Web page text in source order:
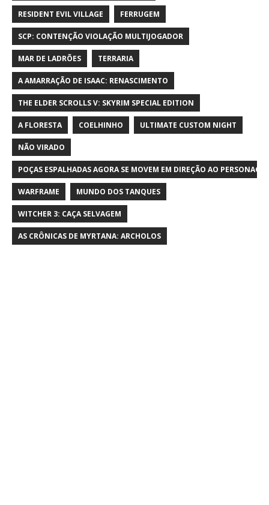
RESIDENT EVIL VILLAGE FERRUGEM
SCP: CONTENÇÃO VIOLAÇÃO MULTIJOGADOR
MAR DE LADRÕES TERRARIA
A AMARRAÇÃO DE ISAAC: RENASCIMENTO
THE ELDER SCROLLS V: SKYRIM SPECIAL EDITION
A FLORESTA COELHINHO ULTIMATE CUSTOM NIGHT
NÃO VIRADO
POÇAS ESPALHADAS AGORA SE MOVEM EM DIREÇÃO AO
WARFRAME MUNDO DOS TANQUES
WITCHER 3: CAÇA SELVAGEM
AS CRÔNICAS DE MYRTANA: ARCHOLOS